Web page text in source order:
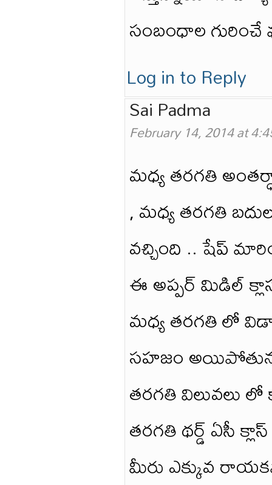
సంబంధాల
Log in to Reply
Sai Padma
February 14, 2014 at
మధ్య తరగతి
, మధ్య తరగతి
వచ్చింది .. షేప్
ఈ అప్పర్ మిడిల్
మధ్య తరగతి లో
సహజం
తరగతి విలువలు లో
తరగతి థర్డ్ ఏసీ
మీరు ఎక్కువ